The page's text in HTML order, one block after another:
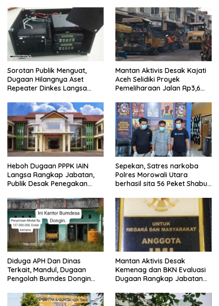
Sorotan Publik Menguat,
Dugaan Hilangnya Aset
Repeater Dinkes Langsa
Mantan Aktivis Desak Kajati
Aceh Selidiki Proyek
Pemeliharaan Jalan Rp3,6
Heboh Dugaan PPPK IAIN
Langsa Rangkap Jabatan,
Publik Desak Penegakan
Sepekan, Satres narkoba
Polres Morowali Utara
berhasil sita 56 Peket Shabu
pelaku
Diduga APH Dan Dinas
Terkait, Mandul, Dugaan
Pengolah Bumdes Dongin
Program Pemerintah.
Mantan Aktivis Desak
Kemenag dan BKN Evaluasi
Dugaan Rangkap Jabatan